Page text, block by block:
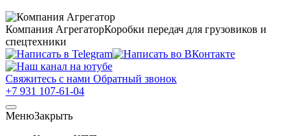
Компания АгрегаторКоробки передач для грузовиков и
спецтехники
Свяжитесь с нами Обратный звонок
+7 931 107-61-04
МенюЗакрыть